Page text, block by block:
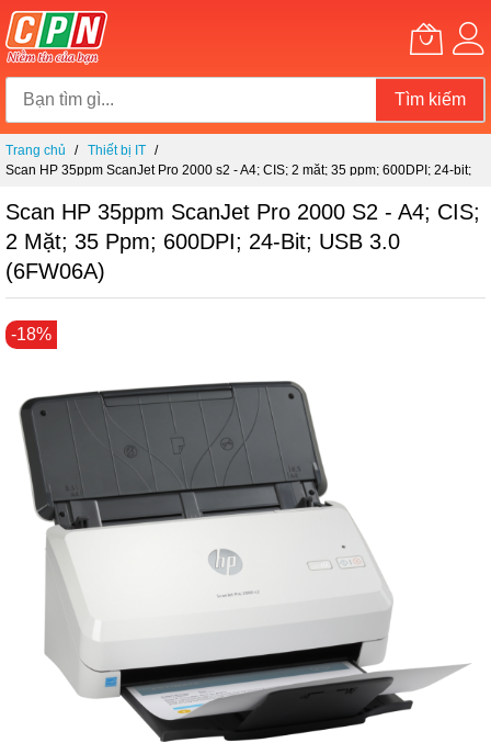
Tìm kiếm
Chuyển
đến
dung
Trang chủ
Thiết bị IT
Scan HP 35ppm ScanJet Pro 2000 s2 - A4; CIS; 2 mặt; 35 ppm; 600DPI; 24-bit;
Scan HP 35ppm ScanJet Pro 2000 S2 - A4; CIS;
2 Mặt; 35 Ppm; 600DPI; 24-Bit; USB 3.0
(6FW06A)
Chuyển
đến
của
thư
viện
hình
-18%